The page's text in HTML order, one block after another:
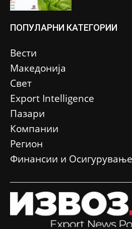
ПОПУЛАРНИ КАТЕГОРИИ
Вести
Македонија
Свет
Еxport Intelligence
Пазари
Компании
Регион
Финансии и Осигурување